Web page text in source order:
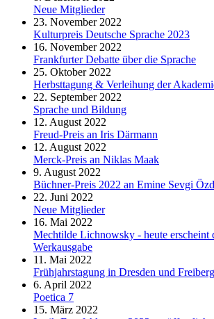
Neue Mitglieder
23. November 2022
Kulturpreis Deutsche Sprache 2023
16. November 2022
Frankfurter Debatte über die Sprache
25. Oktober 2022
Herbsttagung & Verleihung der
22. September 2022
Sprache und Bildung
12. August 2022
Freud-Preis an Iris Därmann
12. August 2022
Merck-Preis an Niklas Maak
9. August 2022
Büchner-Preis 2022 an Emine Sevgi
22. Juni 2022
Neue Mitglieder
16. Mai 2022
Mechtilde Lichnowsky - heute erscheint
Werkausgabe
11. Mai 2022
Frühjahrstagung in Dresden und Freiberg
6. April 2022
Poetica 7
15. März 2022